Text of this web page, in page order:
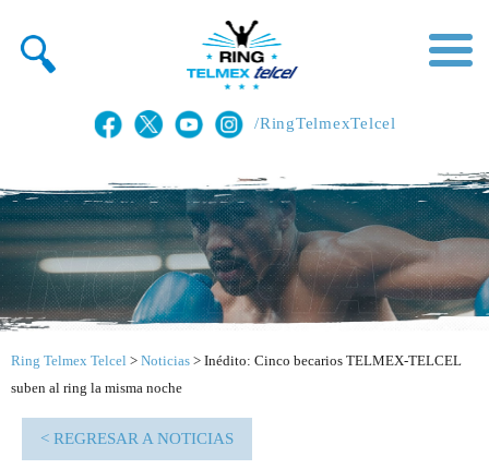
/RingTelmexTelcel
Ring Telmex Telcel > Noticias > Inédito: Cinco becarios TELMEX-TELCEL
suben al ring la misma noche
< REGRESAR A NOTICIAS